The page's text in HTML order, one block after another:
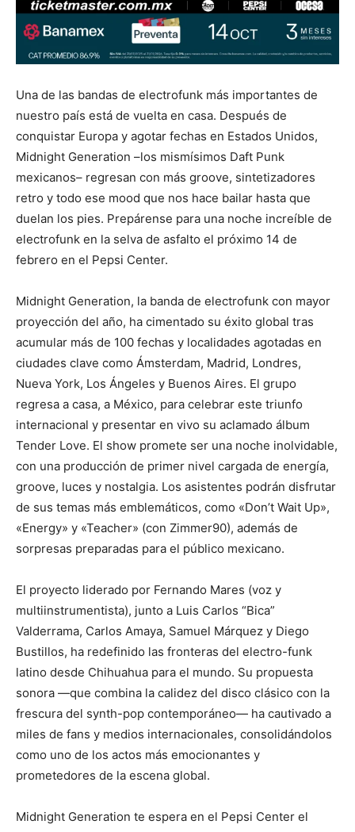
Una de las bandas de electrofunk más importantes de
nuestro país está de vuelta en casa. Después de
conquistar Europa y agotar fechas en Estados Unidos,
Midnight Generation –los mismísimos Daft Punk
mexicanos– regresan con más groove, sintetizadores
retro y todo ese mood que nos hace bailar hasta que
duelan los pies. Prepárense para una noche increíble de
electrofunk en la selva de asfalto el próximo 14 de
febrero en el Pepsi Center.
Midnight Generation, la banda de electrofunk con mayor
proyección del año, ha cimentado su éxito global tras
acumular más de 100 fechas y localidades agotadas en
ciudades clave como Ámsterdam, Madrid, Londres,
Nueva York, Los Ángeles y Buenos Aires. El grupo
regresa a casa, a México, para celebrar este triunfo
internacional y presentar en vivo su aclamado álbum
Tender Love. El show promete ser una noche inolvidable,
con una producción de primer nivel cargada de energía,
groove, luces y nostalgia. Los asistentes podrán disfrutar
de sus temas más emblemáticos, como «Don’t Wait Up»,
«Energy» y «Teacher» (con Zimmer90), además de
sorpresas preparadas para el público mexicano.
El proyecto liderado por Fernando Mares (voz y
multiinstrumentista), junto a Luis Carlos “Bica”
Valderrama, Carlos Amaya, Samuel Márquez y Diego
Bustillos, ha redefinido las fronteras del electro-funk
latino desde Chihuahua para el mundo. Su propuesta
sonora —que combina la calidez del disco clásico con la
frescura del synth-pop contemporáneo— ha cautivado a
miles de fans y medios internacionales, consolidándolos
como uno de los actos más emocionantes y
prometedores de la escena global.
Midnight Generation te espera en el Pepsi Center el